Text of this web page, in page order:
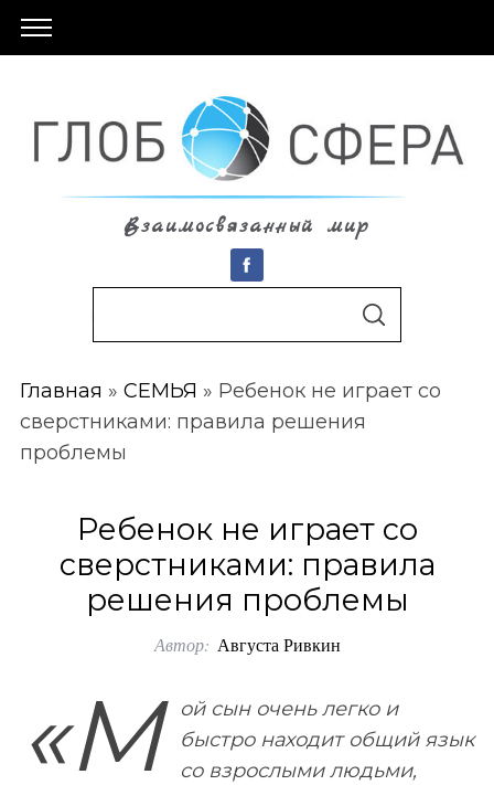
Взаимосвязанный мир
r
c
h
o
:
S
C
H
Главная » СЕМЬЯ » Ребенок не играет со
сверстниками: правила решения
проблемы
Ребенок не играет со
сверстниками: правила
решения проблемы
Автор: Августа Ривкин
«М
ой сын очень легко и
быстро находит общий язык
со взрослыми людьми,